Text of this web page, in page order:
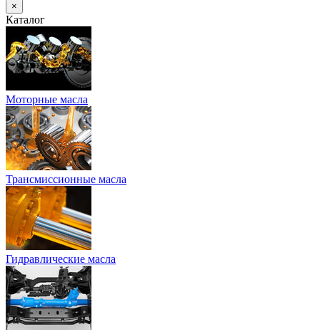
×
Каталог
Моторные масла
Трансмиссионные масла
Гидравлические масла